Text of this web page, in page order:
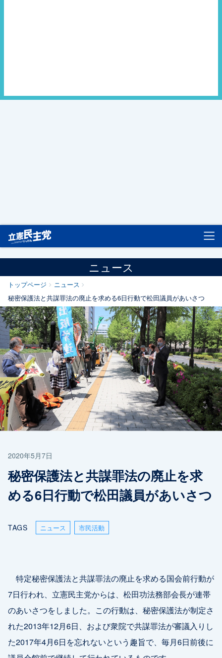
ニュース
トップページ
ニュース
秘密保護法と共謀罪法の廃止を求める6日行動で松田議員があいさつ
2020年5月7日
秘密保護法と共謀罪法の廃止を求
める6日行動で松田議員があいさつ
TAGS ニュース 市民活動
特定秘密保護法と共謀罪法の廃止を求める国会前行動が
7日行われ、立憲民主党からは、松田功法務部会長が連帯
のあいさつをしました。この行動は、秘密保護法が制定さ
れた2013年12月6日、および衆院で共謀罪法が審議入りし
た2017年4月6日を忘れないという趣旨で、毎月6日前後に